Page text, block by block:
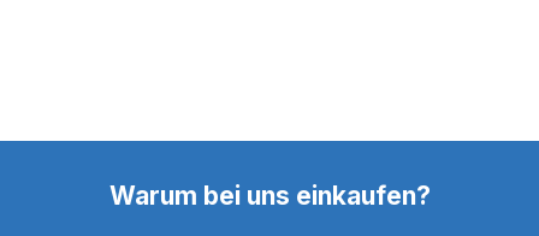
Warum bei uns einkaufen?